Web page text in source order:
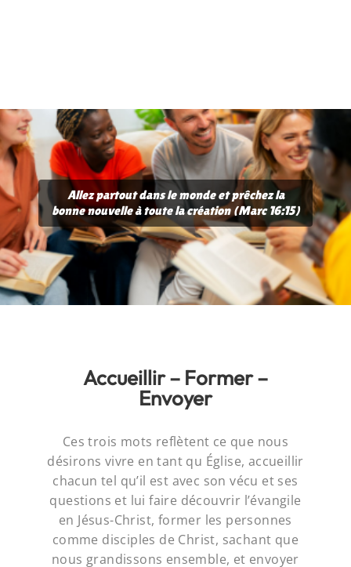
Allez partout dans le monde et prêchez la
bonne nouvelle à toute la création (Marc 16:15)
Accueillir – Former –
Envoyer
Ces trois mots reflètent ce que nous
désirons vivre en tant qu Église, accueillir
chacun tel qu’il est avec son vécu et ses
questions et lui faire découvrir l’évangile
en Jésus-Christ, former les personnes
comme disciples de Christ, sachant que
nous grandissons ensemble, et envoyer